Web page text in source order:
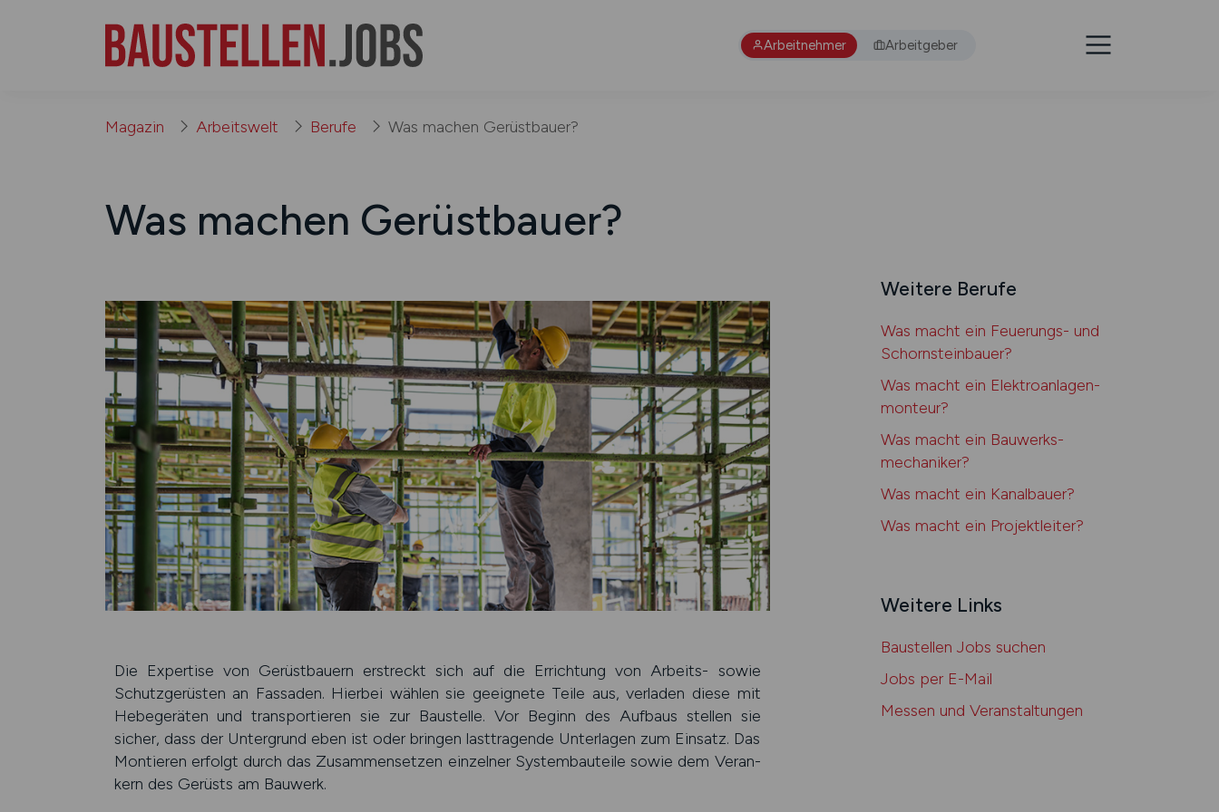
Arbeitnehmer Arbeitgeber
Magazin Arbeitswelt Berufe Was machen Gerüst­bauer?
Was machen Gerüst­bauer?
Die Expertise von Gerüstbauern erstreckt sich auf die Errich­tung von Arbeits- sowie
Schutz­gerüsten an Fassa­den. Hier­bei wählen sie geeig­nete Teile aus, ver­laden diese mit
Hebe­geräten und trans­portie­ren sie zur Bau­stelle. Vor Beginn des Auf­baus stellen sie
sicher, dass der Unter­grund eben ist oder bringen last­tragende Unter­lagen zum Ein­satz. Das
Mon­tieren erfolgt durch das Zusammen­setzen ein­zelner System­bau­teile sowie dem Veran­
kern des Gerüsts am Bau­werk.
Weitere Berufe
Was macht ein Feuerungs- und
Schorn­­stein­­bauer?
Was macht ein Elektro­­anlagen­­
monteur?
Was macht ein Bau­werks­­
mechaniker?
Was macht ein Kanal­bauer?
Was macht ein Projekt­leiter?
Weitere Links
Baustellen Jobs suchen
Jobs per E-Mail
Messen und Veranstaltungen